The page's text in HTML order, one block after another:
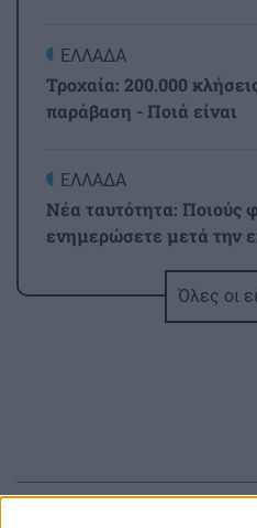
ΕΛΛΑΔΑ
Τροχαία: 200.000
παράβαση - Ποιά είναι
ΕΛΛΑΔΑ
Νέα ταυτότητα: Ποιούς
ενημερώσετε μετά την
μυρίζει για ένα μήνα –
Όλες οι